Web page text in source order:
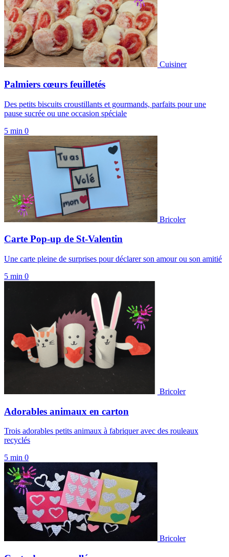
Cuisiner
Palmiers cœurs feuilletés
Des petits biscuits croustillants et gourmands, parfaits pour une
pause sucrée ou une occasion spéciale
5 min 0
Bricoler
Carte Pop-up de St-Valentin
Une carte pleine de surprises pour déclarer son amour ou son amitié
5 min 0
Bricoler
Adorables animaux en carton
Trois adorables petits animaux à fabriquer avec des rouleaux
recyclés
5 min 0
Bricoler